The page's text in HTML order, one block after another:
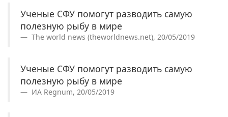
Ученые СФУ помогут разводить самую
полезную рыбу в мире
The world news (theworldnews.net), 20/05/2019
Ученые СФУ помогут разводить самую
полезную рыбу в мире
ИА Regnum, 20/05/2019